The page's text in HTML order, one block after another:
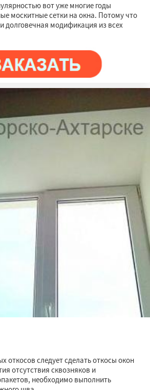
вот уже многие годы
москитные сетки на окна. Потому что
долговечная модификация из всех
откосов следует сделать откосы окон
отсутствия сквозняков и
необходимо выполнить